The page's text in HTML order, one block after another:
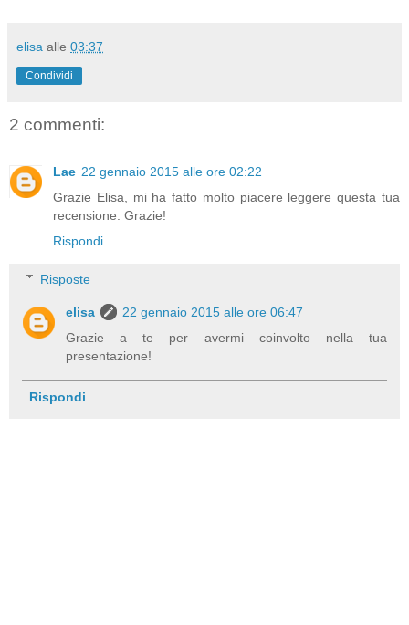
elisa alle 03:37
Condividi
2 commenti:
Lae 22 gennaio 2015 alle ore 02:22
Grazie Elisa, mi ha fatto molto piacere leggere questa tua
recensione. Grazie!
Rispondi
Risposte
elisa
22 gennaio 2015 alle ore 06:47
Grazie a te per avermi coinvolto nella tua
presentazione!
Rispondi